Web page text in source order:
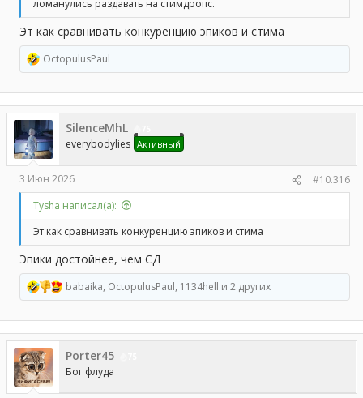
ломанулись раздавать на стимдропс.
Эт как сравнивать конкуренцию эпиков и стима
Р
е
а
к
ц
и
и
:
OctopulusPaul
SilenceMhL
everybodylies Активный
3 Июн 2026
#10.316
Tysha написал(а):
Эт как сравнивать конкуренцию эпиков и стима
Эпики достойнее, чем СД
Р
е
а
к
ц
и
и
:
babaika, OctopulusPaul, 1134hell и 2 других
Porter45
Бог флуда